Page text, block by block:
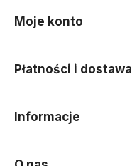
Moje konto
Płatności i dostawa
Informacje